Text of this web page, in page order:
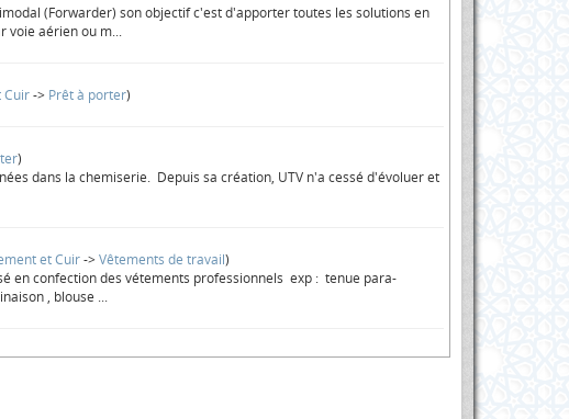
(Forwarder) son objectif c'est d'apporter toutes les solutions en
aérien ou m...
Cuir-> Prêt à porter)
)
dans la chemiserie. Depuis sa création, UTV n'a cessé d'évoluer et
et Cuir->Vêtements de travail)
en confection des vétements professionnels exp : tenue para-
, blouse ...